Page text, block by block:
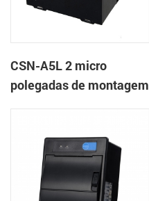
CSN-A5L 2 micro
polegadas de montagem